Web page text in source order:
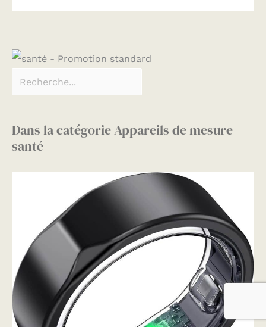
Dans la catégorie Appareils de mesure
santé